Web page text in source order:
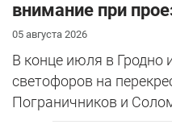
внимание при
05 августа 2026
В конце июля в
светофоров на
Пограничников и